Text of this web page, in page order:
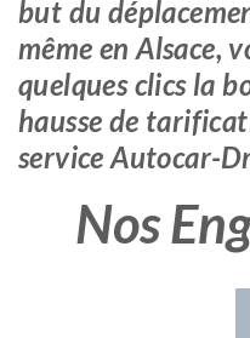
but du
même en Alsace,
quelques clics la
hausse de
service Autocar-
Nos